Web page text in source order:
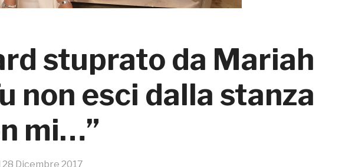
stuprato da Mariah
non esci dalla stanza
mi…”
28 Dicembre 2017